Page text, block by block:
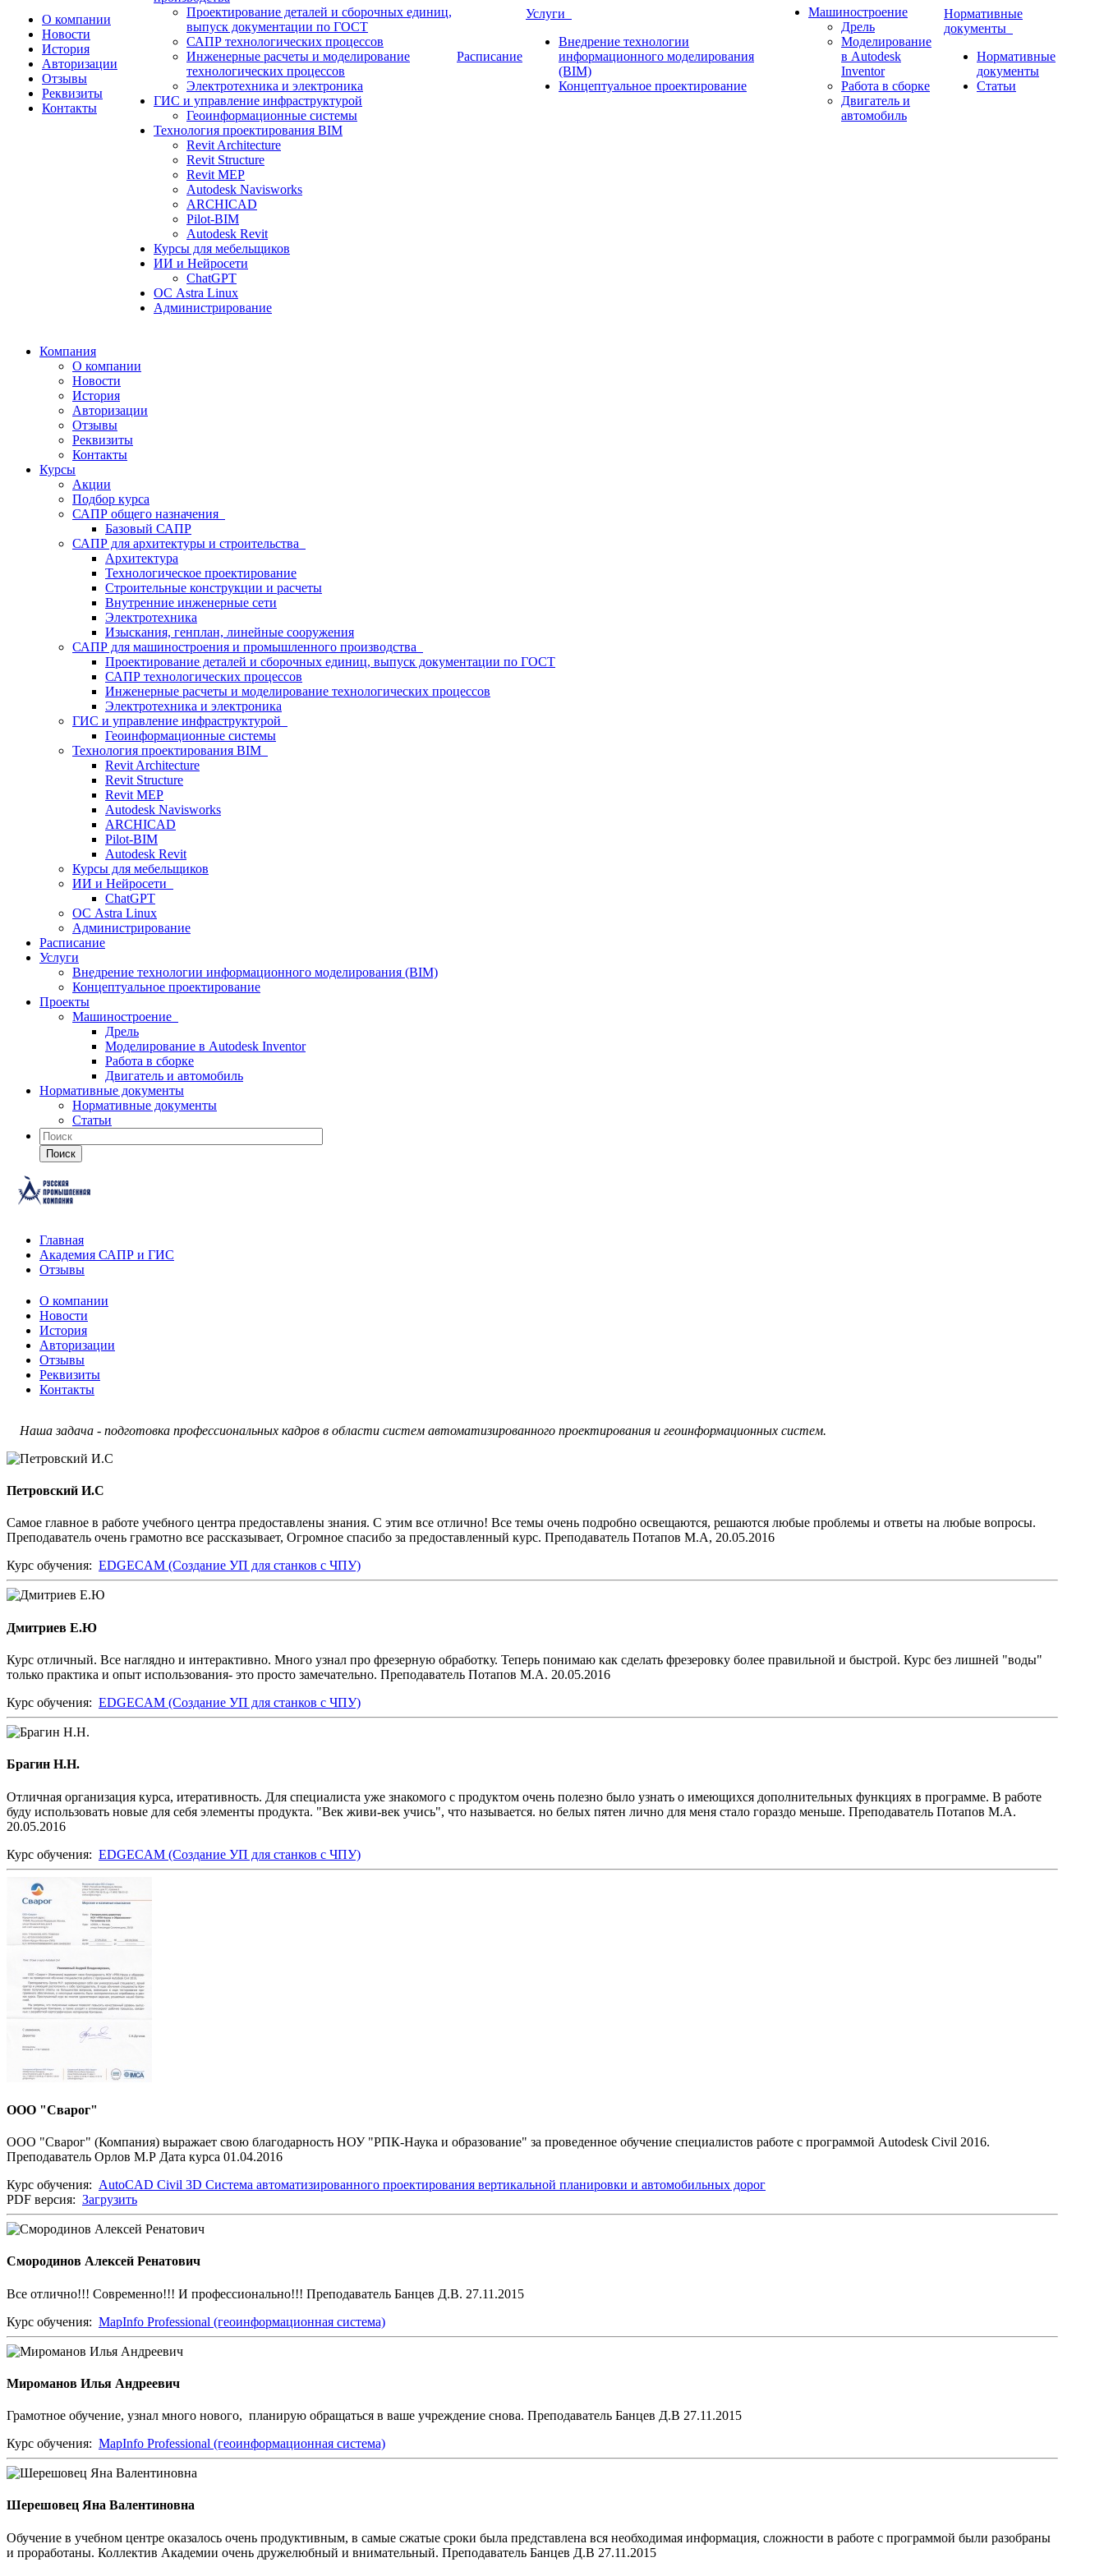
О компании
Новости
История
Авторизации
Отзывы
Реквизиты
Контакты
Проектирование деталей и сборочных единиц,
выпуск документации по ГОСТ
САПР технологических процессов
Инженерные расчеты и моделирование
технологических процессов
Электротехника и электроника
ГИС и управление инфраструктурой
Геоинформационные системы
Технология проектирования BIM
Revit Architecture
Revit Structure
Revit MEP
Autodesk Navisworks
ARCHICAD
Pilot-BIM
Autodesk Revit
Курсы для мебельщиков
ИИ и Нейросети
ChatGPT
ОС Astra Linux
Администрирование
Расписание
Услуги
Внедрение технологии
информационного моделирования
(BIM)
Концептуальное проектирование
Машиностроение
Дрель
Моделирование
в Autodesk
Inventor
Работа в сборке
Двигатель и
автомобиль
Нормативные
документы
Нормативные
документы
Статьи
Компания
О компании
Новости
История
Авторизации
Отзывы
Реквизиты
Контакты
Курсы
Акции
Подбор курса
САПР общего назначения
Базовый САПР
САПР для архитектуры и строительства
Архитектура
Технологическое проектирование
Строительные конструкции и расчеты
Внутренние инженерные сети
Электротехника
Изыскания, генплан, линейные сооружения
САПР для машиностроения и промышленного производства
Проектирование деталей и сборочных единиц, выпуск документации по ГОСТ
САПР технологических процессов
Инженерные расчеты и моделирование технологических процессов
Электротехника и электроника
ГИС и управление инфраструктурой
Геоинформационные системы
Технология проектирования BIM
Revit Architecture
Revit Structure
Revit MEP
Autodesk Navisworks
ARCHICAD
Pilot-BIM
Autodesk Revit
Курсы для мебельщиков
ИИ и Нейросети
ChatGPT
ОС Astra Linux
Администрирование
Расписание
Услуги
Внедрение технологии информационного моделирования (BIM)
Концептуальное проектирование
Проекты
Машиностроение
Дрель
Моделирование в Autodesk Inventor
Работа в сборке
Двигатель и автомобиль
Нормативные документы
Нормативные документы
Статьи
Поиск
Главная
Академия САПР и ГИС
Отзывы
О компании
Новости
История
Авторизации
Отзывы
Реквизиты
Контакты
Наша задача - подготовка профессиональных кадров в области систем автоматизированного проектирования и геоинформационных систем.
Петровский И.С
Самое главное в работе учебного центра предоставлены знания. С этим все отлично! Все темы очень подробно освещаются, решаются любые проблемы и ответы на любые вопросы.
Преподаватель очень грамотно все рассказывает, Огромное спасибо за предоставленный курс. Преподаватель Потапов М.А, 20.05.2016
Курс обучения: EDGECAM (Создание УП для станков с ЧПУ)
Дмитриев Е.Ю
Курс отличный. Все наглядно и интерактивно. Много узнал про фрезерную обработку. Теперь понимаю как сделать фрезеровку более правильной и быстрой. Курс без лишней "воды"
только практика и опыт использования- это просто замечательно. Преподаватель Потапов М.А. 20.05.2016
Курс обучения: EDGECAM (Создание УП для станков с ЧПУ)
Брагин Н.Н.
Отличная организация курса, итеративность. Для специалиста уже знакомого с продуктом очень полезно было узнать о имеющихся дополнительных функциях в программе. В работе
буду использовать новые для себя элементы продукта. "Век живи-век учись", что называется. но белых пятен лично для меня стало гораздо меньше. Преподаватель Потапов М.А.
20.05.2016
Курс обучения: EDGECAM (Создание УП для станков с ЧПУ)
ООО "Сварог"
ООО "Сварог" (Компания) выражает свою благодарность НОУ "РПК-Наука и образование" за проведенное обучение специалистов работе с программой Autodesk Civil 2016.
Преподаватель Орлов М.Р Дата курса 01.04.2016
Курс обучения: AutoCAD Civil 3D Система автоматизированного проектирования вертикальной планировки и автомобильных дорог
PDF версия: Загрузить
Смородинов Алексей Ренатович
Все отлично!!! Современно!!! И профессионально!!! Преподаватель Банцев Д.В. 27.11.2015
Курс обучения: MapInfo Professional (геоинформационная система)
Мироманов Илья Андреевич
Грамотное обучение, узнал много нового, планирую обращаться в ваше учреждение снова. Преподаватель Банцев Д.В 27.11.2015
Курс обучения: MapInfo Professional (геоинформационная система)
Шерешовец Яна Валентиновна
Обучение в учебном центре оказалось очень продуктивным, в самые сжатые сроки была представлена вся необходимая информация, сложности в работе с программой были разобраны
и проработаны. Коллектив Академии очень дружелюбный и внимательный. Преподаватель Банцев Д.В 27.11.2015